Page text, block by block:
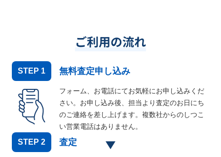
ご利用の流れ
STEP 1 無料査定申し込み
フォーム、お電話にてお気軽にお申し込みくだ
さい。お申し込み後、担当より査定のお日にち
のご連絡を差し上げます。複数社からのしつこ
い営業電話はありません。
STEP 2 査定